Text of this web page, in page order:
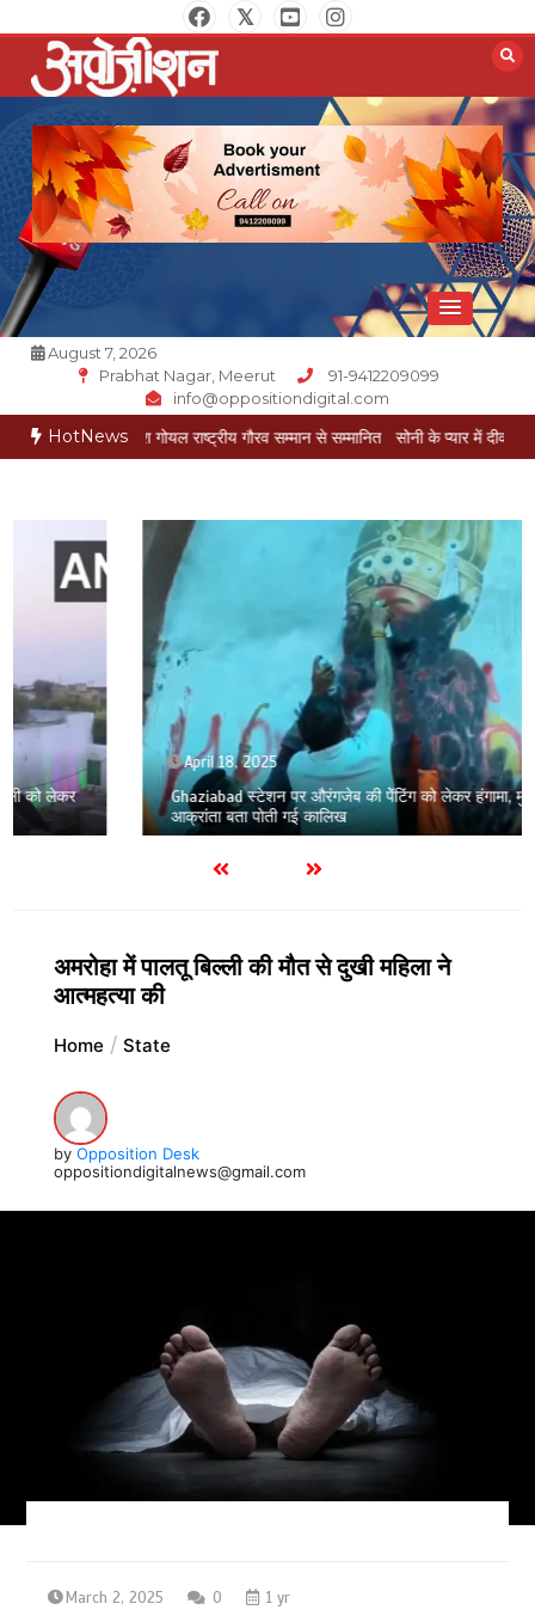
to
content
Opposition Digital
August 7, 2026
Prabhat Nagar, Meerut
91-9412209099
info@oppositiondigital.com
HotNews
मुकेश गोयल राष्ट्रीय गौरव सम्मान से सम्मानित सोनी के प्यार में दीवानी सीता पहुंची मेरठ
April 18, 2025
Ghaziabad स्टेशन पर औरंगजेब की पेेंटिंग को लेकर हंगामा, मुस्लिम
आक्रांता बता पोती गई कालिख
अमरोहा में पालतू बिल्ली की मौत से दुखी महिला ने
आत्महत्या की
Home State
by Opposition Desk
oppositiondigitalnews@gmail.com
March 2, 2025 0 1 yr